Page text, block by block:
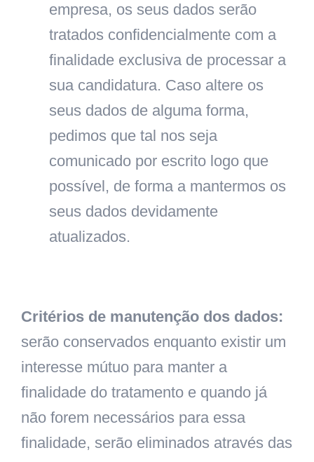
empresa, os seus dados serão
tratados confidencialmente com a
finalidade exclusiva de processar a
sua candidatura. Caso altere os
seus dados de alguma forma,
pedimos que tal nos seja
comunicado por escrito logo que
possível, de forma a mantermos os
seus dados devidamente
atualizados.
Critérios de manutenção dos dados:
serão conservados enquanto existir um
interesse mútuo para manter a
finalidade do tratamento e quando já
não forem necessários para essa
finalidade, serão eliminados através das